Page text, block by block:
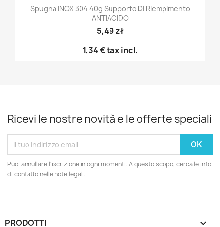
Spugna INOX 304 40g Supporto Di Riempimento
ANTIACIDO
5,49 zł
1,34 €tax incl.
Ricevi le nostre novità e le offerte speciali
Puoi annullare l'iscrizione in ogni momenti. A questo scopo, cerca le info
di contatto nelle note legali.
PRODOTTI 